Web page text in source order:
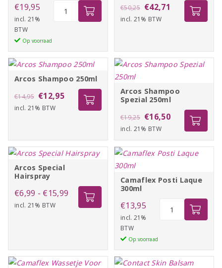
€19,95
incl. 21%
BTW
Op voorraad
Conditioner
aantal
€50,25 Oorspronkelijke
prijs
€42,71 Huidige
prijs
incl. 21% BTW
Arcos Shampoo 250ml
€14,95 Oorspronkelijke
prijs
€12,95Huidige
prijs
incl. 21% BTW
Arcos Shampoo
Spezial 250ml
€19,25 Oorspronkelijke
prijs
was:
€19,25.
€16,50Huidige
prijs
is:
€16,50.
incl. 21% BTW
Arcos Special
Hairspray
€6,99 - €15,99 Prijsklasse:
€6,99
incl. 21% BTW
Camaflex Posti Laque
300ml
€13,95
incl. 21%
BTW
Op voorraad
Camaflex
aantal